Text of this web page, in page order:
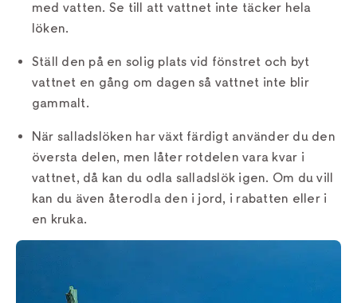
med vatten. Se till att vattnet inte täcker hela
löken.
Ställ den på en solig plats vid fönstret och byt
vattnet en gång om dagen så vattnet inte blir
gammalt.
När salladslöken har växt färdigt använder du den
översta delen, men låter rotdelen vara kvar i
vattnet, då kan du odla salladslök igen. Om du vill
kan du även återodla den i jord, i rabatten eller i
en kruka.